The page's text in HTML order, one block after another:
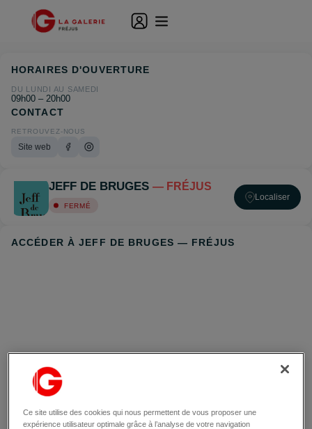
JEFF DE BRUGES — FRÉJUS
FERMÉ
Localiser
ACCÉDER À JEFF DE BRUGES — FRÉJUS
HORAIRES D'OUVERTURE
DU LUNDI AU SAMEDI
09h00 – 20h00
CONTACT
RETROUVEZ-NOUS
Site web
Ce site utilise des cookies qui nous permettent de vous proposer une
expérience utilisateur optimale grâce à l’analyse de votre navigation